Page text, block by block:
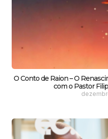
O Conto de Raion – O
com o Pastor